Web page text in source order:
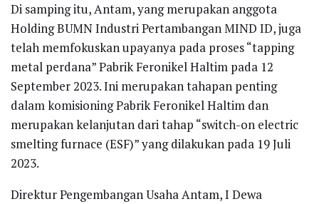
Di samping itu, Antam, yang merupakan anggota
Holding BUMN Industri Pertambangan MIND ID, juga
telah memfokuskan upayanya pada proses “tapping
metal perdana” Pabrik Feronikel Haltim pada 12
September 2023. Ini merupakan tahapan penting
dalam komisioning Pabrik Feronikel Haltim dan
merupakan kelanjutan dari tahap “switch-on electric
smelting furnace (ESF)” yang dilakukan pada 19 Juli
2023.
Direktur Pengembangan Usaha Antam, I Dewa